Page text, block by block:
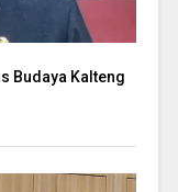
Budaya Kalteng